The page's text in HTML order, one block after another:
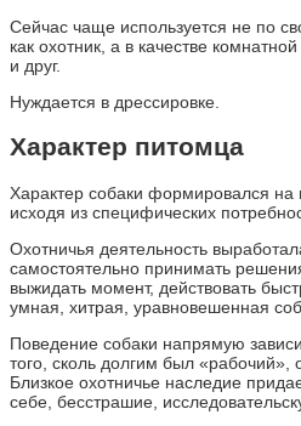
Сейчас чаще используется не по
как охотник, а в качестве
и друг.
Нуждается в дрессировке.
Характер питомца
Характер собаки формировался на
исходя из специфических
Охотничья деятельность
самостоятельно принимать
выжидать момент, действовать
умная, хитрая, уравновешенная
Поведение собаки напрямую
того, сколь долгим был «рабочий»,
Близкое охотничье наследие
себе, бесстрашие,